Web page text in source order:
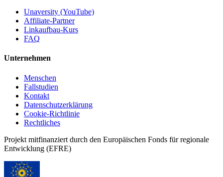
Unaversity (YouTube)
Affiliate-Partner
Linkaufbau-Kurs
FAQ
Unternehmen
Menschen
Fallstudien
Kontakt
Datenschutzerklärung
Cookie-Richtlinie
Rechtliches
Projekt mitfinanziert durch den Europäischen Fonds für regionale
Entwicklung (EFRE)